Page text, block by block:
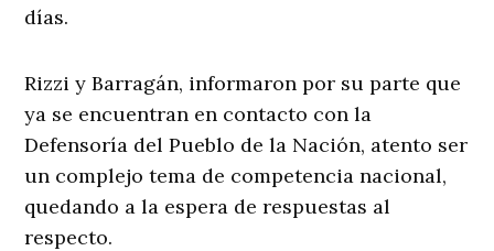
días.
Rizzi y Barragán, informaron por su parte que
ya se encuentran en contacto con la
Defensoría del Pueblo de la Nación, atento ser
un complejo tema de competencia nacional,
quedando a la espera de respuestas al
respecto.